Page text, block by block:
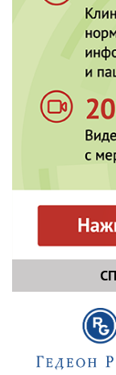
гинекологов
Хамошина
проф. кафедры
перинатологии
университета
группы МАРС
(Москва)
Базина Марина
внештатный
Минздрава
(Красноярск)
Макаренко
доц., главный
Минздрава
оперативной
Ясенецкого